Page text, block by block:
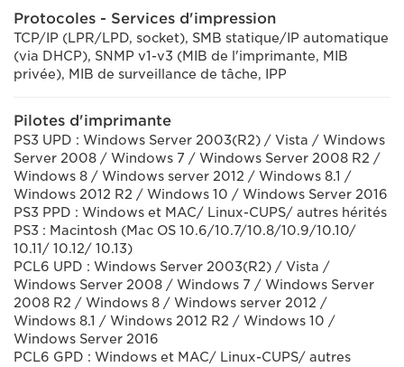
Protocoles - Services d'impression
TCP/IP (LPR/LPD, socket), SMB statique/IP automatique
(via DHCP), SNMP v1-v3 (MIB de l'imprimante, MIB
privée), MIB de surveillance de tâche, IPP
Pilotes d'imprimante
PS3 UPD : Windows Server 2003(R2) / Vista / Windows
Server 2008 / Windows 7 / Windows Server 2008 R2 /
Windows 8 / Windows server 2012 / Windows 8.1 /
Windows 2012 R2 / Windows 10 / Windows Server 2016
PS3 PPD : Windows et MAC/ Linux-CUPS/ autres hérités
PS3 : Macintosh (Mac OS 10.6/10.7/10.8/10.9/10.10/
10.11/ 10.12/ 10.13)
PCL6 UPD : Windows Server 2003(R2) / Vista /
Windows Server 2008 / Windows 7 / Windows Server
2008 R2 / Windows 8 / Windows server 2012 /
Windows 8.1 / Windows 2012 R2 / Windows 10 /
Windows Server 2016
PCL6 GPD : Windows et MAC/ Linux-CUPS/ autres